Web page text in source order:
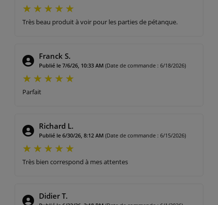
Très beau produit à voir pour les parties de pétanque.
Franck S.
Publié le 7/6/26, 10:33 AM (Date de commande : 6/18/2026)
Parfait
Richard L.
Publié le 6/30/26, 8:12 AM (Date de commande : 6/15/2026)
Très bien correspond à mes attentes
Didier T.